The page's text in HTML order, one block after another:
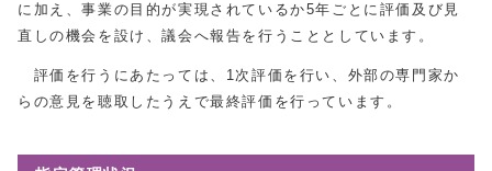
に加え、事業の目的が実現されているか5年ごとに評価及び見
直しの機会を設け、議会へ報告を行うこととしています。
評価を行うにあたっては、1次評価を行い、外部の専門家か
らの意見を聴取したうえで最終評価を行っています。